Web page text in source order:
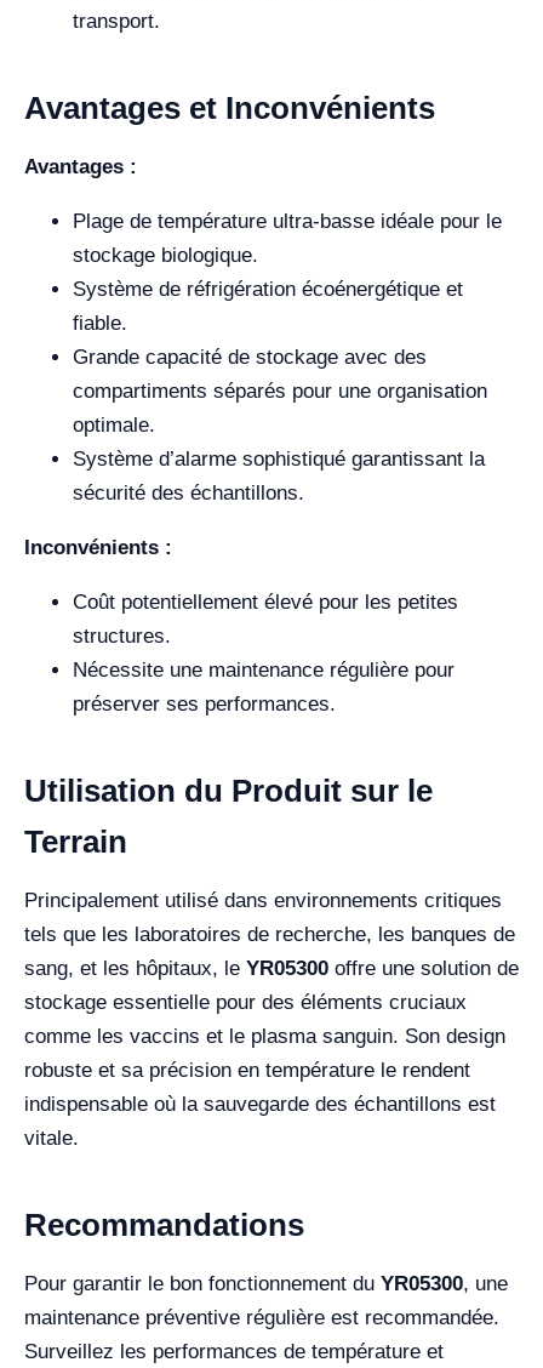
transport.
Avantages et Inconvénients
Avantages :
Plage de température ultra-basse idéale pour le
stockage biologique.
Système de réfrigération écoénergétique et
fiable.
Grande capacité de stockage avec des
compartiments séparés pour une organisation
optimale.
Système d’alarme sophistiqué garantissant la
sécurité des échantillons.
Inconvénients :
Coût potentiellement élevé pour les petites
structures.
Nécessite une maintenance régulière pour
préserver ses performances.
Utilisation du Produit sur le
Terrain
Principalement utilisé dans environnements critiques
tels que les laboratoires de recherche, les banques de
sang, et les hôpitaux, le YR05300 offre une solution de
stockage essentielle pour des éléments cruciaux
comme les vaccins et le plasma sanguin. Son design
robuste et sa précision en température le rendent
indispensable où la sauvegarde des échantillons est
vitale.
Recommandations
Pour garantir le bon fonctionnement du YR05300, une
maintenance préventive régulière est recommandée.
Surveillez les performances de température et